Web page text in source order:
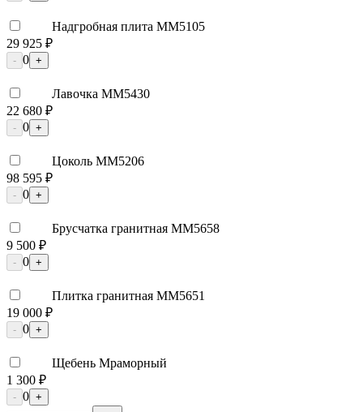
Надгробная плита ММ5105
29 925 ₽
- 0 +
Лавочка ММ5430
22 680 ₽
- 0 +
Цоколь ММ5206
98 595 ₽
- 0 +
Брусчатка гранитная ММ5658
9 500 ₽
- 0 +
Плитка гранитная ММ5651
19 000 ₽
- 0 +
Щебень Мраморный
1 300 ₽
- 0 +